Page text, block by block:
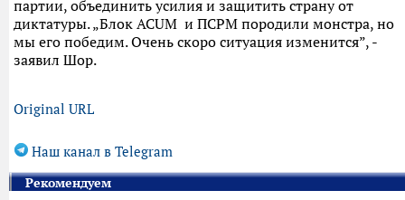
партии, объединить усилия и защитить страну от
диктатуры. „Блок ACUM и ПСРМ породили монстра, но
мы его победим. Очень скоро ситуация изменится”, -
заявил Шор.
Original URL
Наш канал в Telegram
Рекомендуем